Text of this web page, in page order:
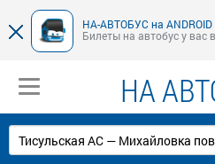
НА-АВТОБУС на ANDROID
Билеты на автобус у вас
НА